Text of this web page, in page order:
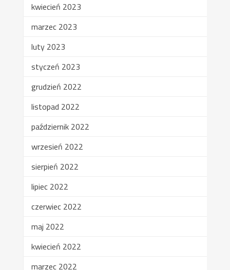
kwiecień 2023
marzec 2023
luty 2023
styczeń 2023
grudzień 2022
listopad 2022
październik 2022
wrzesień 2022
sierpień 2022
lipiec 2022
czerwiec 2022
maj 2022
kwiecień 2022
marzec 2022